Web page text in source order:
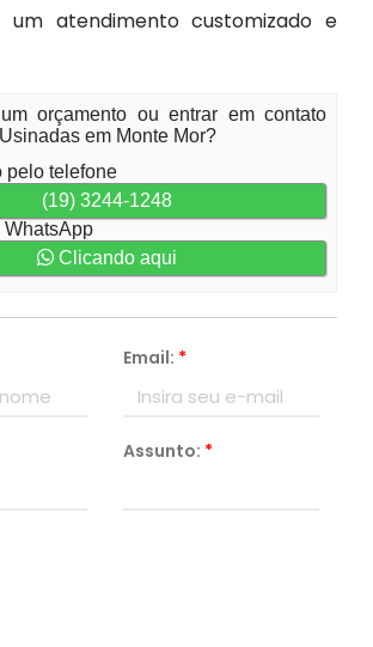
um atendimento customizado e
orçamento ou entrar em contato
em Monte Mor?
pelo telefone
(19) 3244-1248
WhatsApp
Clicando aqui
Email: *
Assunto: *